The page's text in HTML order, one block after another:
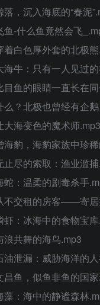
落，沉入海底的“春泥
鱼-什么鱼竟然会飞
着白色厚外套的北极
海牛：只有一人见过
目鱼的眼睛一直长在
么？北极也曾经有企
大海变色的魔术师.mp3
海豹，海豹家族中珍
止尽的索取：渔业滥
蛇：温柔的剧毒杀手
不交租的房客——寄
虾：冰海中的食物宝
浪共舞的海鸟.mp3
油泄漏：威胁海洋的
昌鱼，似鱼非鱼的国
藻：海中的静谧森林